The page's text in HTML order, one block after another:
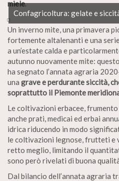
miele.
Confagricoltura: gelate e
Un inverno mite, una primavera
fortemente altalenanti e una
a un’estate calda e
autunno nuovamente mite:
ha segnato l’annata agraria
una grave e perdurante siccità,
soprattutto il Piemonte
Le coltivazioni erbacee,
anche prati, medicai ed erbai
idrica riducendo in modo
le coltivazioni legnose, frutteti e
retto meglio, limitando il
sono però rivelati di buona
Dal bilancio dell’annata agraria